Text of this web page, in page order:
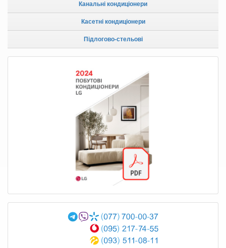
Канальні кондиціонери
Касетні кондиціонери
Підлогово-стельові